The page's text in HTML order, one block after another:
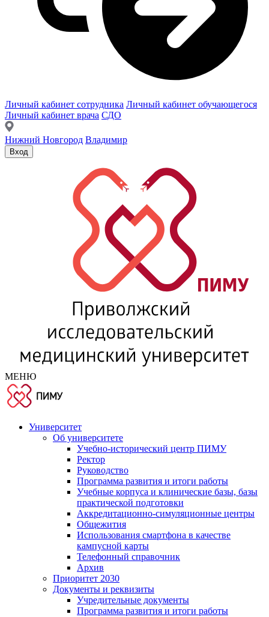
Личный кабинет сотрудника Личный кабинет обучающегося
Личный кабинет врача СДО
Нижний Новгород Владимир
Вход
МЕНЮ
Университет
Об университете
Учебно-исторический центр ПИМУ
Ректор
Руководство
Программа развития и итоги работы
Учебные корпуса и клинические базы, базы
практической подготовки
Аккредитационно-симуляционные центры
Общежития
Использования смартфона в качестве
кампусной карты
Телефонный справочник
Архив
Приоритет 2030
Документы и реквизиты
Учредительные документы
Программа развития и итоги работы